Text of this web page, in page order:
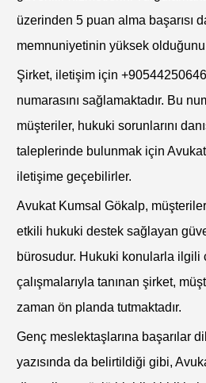
üzerinden 5 puan alma başarısı
memnuniyetinin yüksek
Şirket, iletişim için
numarasını sağlamaktadır. Bu
müşteriler, hukuki sorunlarını
taleplerinde bulunmak için
iletişime geçebilirler.
Avukat Kumsal Gökalp,
etkili hukuki destek sağlayan
bürosudur. Hukuki konularla ilgili
çalışmalarıyla tanınan şirket,
zaman ön planda tutmaktadır.
Genç meslektaşlarına başarılar
yazısında da belirtildiği gibi,